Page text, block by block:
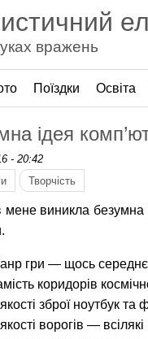
вражень
Поїздки Освіта
ідея
- 20:42
Творчість
мене виникла
гри — щось середнє
коридорів
зброї ноутбук та
ворогів —